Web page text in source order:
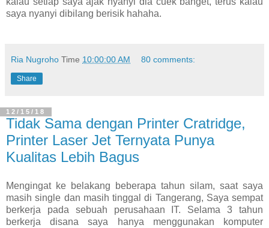
saya nyanyi dibilang berisik hahaha.
Ria Nugroho Time 10:00:00 AM 80 comments:
Share
12/15/18
Tidak Sama dengan Printer Cratridge,
Printer Laser Jet Ternyata Punya
Kualitas Lebih Bagus
Mengingat ke belakang beberapa tahun silam, saat saya
masih single dan masih tinggal di Tangerang, Saya sempat
berkerja pada sebuah perusahaan IT. Selama 3 tahun
berkerja disana saya hanya menggunakan komputer